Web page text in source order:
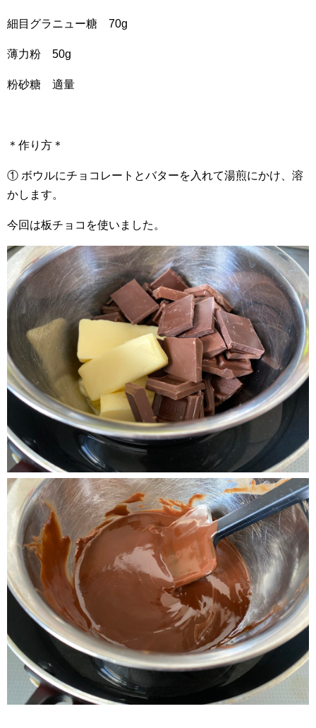
細目グラニュー糖 70g
薄力粉 50g
粉砂糖 適量
＊作り方＊
① ボウルにチョコレートとバターを入れて湯煎にかけ、溶
かします。
今回は板チョコを使いました。